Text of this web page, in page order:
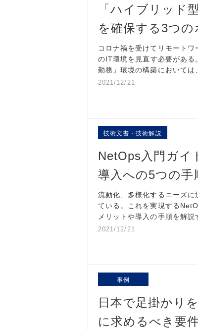
「ハイブリッド
を確保する3つの
コロナ禍を受けてリモート
のIT環境を見直す必要がある
勤務」環境の構築においては
2021/12/21
技術文書・技術解説
NetOps入門ガイ
導入への5つの手
流動化、多様化するニーズ
ている。これを実現する
メリットや導入の手順を解説
2021/12/21
事例
日本で足掛かり
に求めるべき要